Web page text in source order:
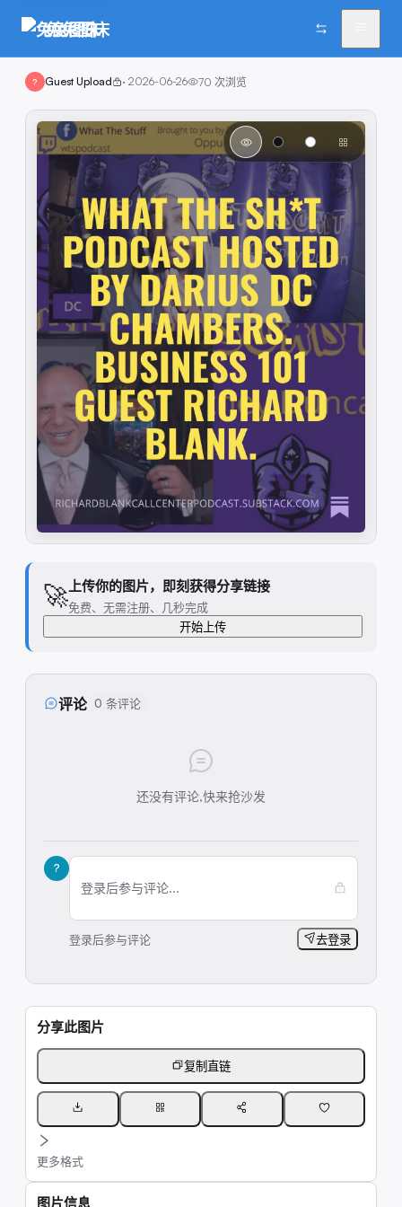
兔兔图床
? Guest Upload · 2026-06-26 70 次浏览
🚀 上传你的图片，即刻获得分享链接
免费、无需注册、几秒完成
开始上传
评论 0 条评论
还没有评论,快来抢沙发
?
登录后参与评论...
登录后参与评论 去登录
分享此图片
复制直链
更多格式
图片信息